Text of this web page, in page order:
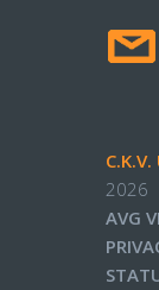
C.K.V.
2026
AVG